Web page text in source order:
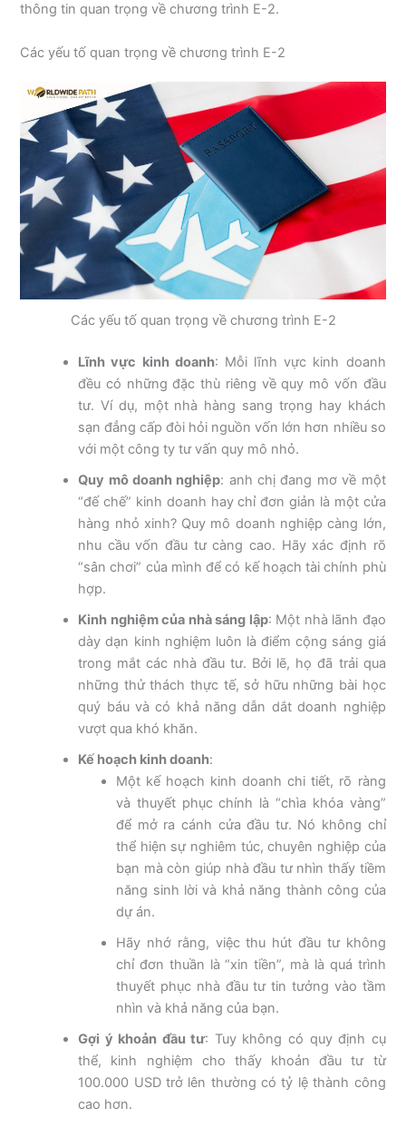
thông tin quan trọng về chương trình E-2.
Các yếu tố quan trọng về chương trình E-2
Các yếu tố quan trọng về chương trình E-2
Lĩnh vực kinh doanh: Mỗi lĩnh vực kinh doanh
đều có những đặc thù riêng về quy mô vốn đầu
tư. Ví dụ, một nhà hàng sang trọng hay khách
sạn đẳng cấp đòi hỏi nguồn vốn lớn hơn nhiều so
với một công ty tư vấn quy mô nhỏ.
Quy mô doanh nghiệp: anh chị đang mơ về một
“đế chế” kinh doanh hay chỉ đơn giản là một cửa
hàng nhỏ xinh? Quy mô doanh nghiệp càng lớn,
nhu cầu vốn đầu tư càng cao. Hãy xác định rõ
“sân chơi” của mình để có kế hoạch tài chính phù
hợp.
Kinh nghiệm của nhà sáng lập: Một nhà lãnh đạo
dày dạn kinh nghiệm luôn là điểm cộng sáng giá
trong mắt các nhà đầu tư. Bởi lẽ, họ đã trải qua
những thử thách thực tế, sở hữu những bài học
quý báu và có khả năng dẫn dắt doanh nghiệp
vượt qua khó khăn.
Kế hoạch kinh doanh:
Một kế hoạch kinh doanh chi tiết, rõ ràng
và thuyết phục chính là “chìa khóa vàng”
để mở ra cánh cửa đầu tư. Nó không chỉ
thể hiện sự nghiêm túc, chuyên nghiệp của
bạn mà còn giúp nhà đầu tư nhìn thấy tiềm
năng sinh lời và khả năng thành công của
dự án.
Hãy nhớ rằng, việc thu hút đầu tư không
chỉ đơn thuần là “xin tiền”, mà là quá trình
thuyết phục nhà đầu tư tin tưởng vào tầm
nhìn và khả năng của bạn.
Gợi ý khoản đầu tư: Tuy không có quy định cụ
thể, kinh nghiệm cho thấy khoản đầu tư từ
100.000 USD trở lên thường có tỷ lệ thành công
cao hơn.